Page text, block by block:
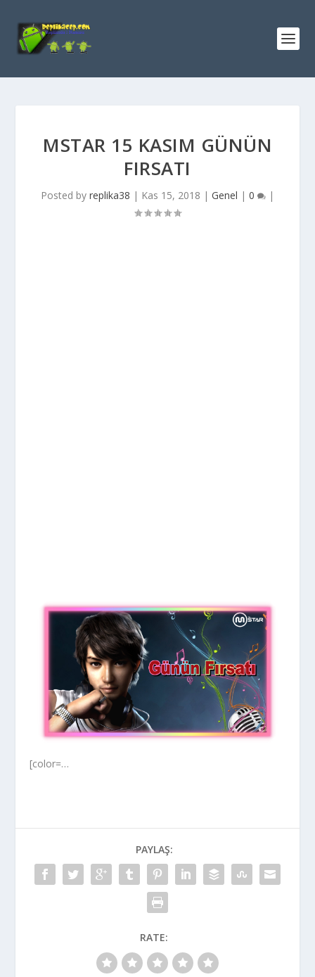
MSTAR 15 KASIM GÜNÜN
FIRSATI
Posted by replika38 | Kas 15, 2018 | Genel | 0 |
[color=…
PAYLAŞ:
RATE: